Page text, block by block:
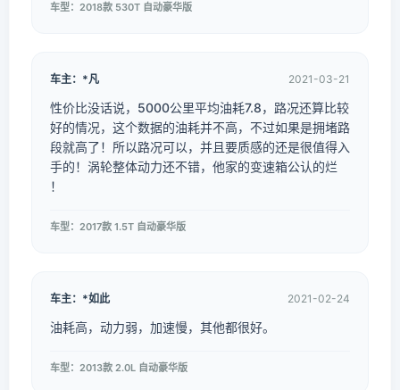
车型：2018款 530T 自动豪华版
车主：*凡 2021-03-21
性价比没话说，5000公里平均油耗7.8，路况还算比较
好的情况，这个数据的油耗并不高，不过如果是拥堵路
段就高了！所以路况可以，并且要质感的还是很值得入
手的！涡轮整体动力还不错，他家的变速箱公认的烂
！
车型：2017款 1.5T 自动豪华版
车主：*如此 2021-02-24
油耗高，动力弱，加速慢，其他都很好。
车型：2013款 2.0L 自动豪华版